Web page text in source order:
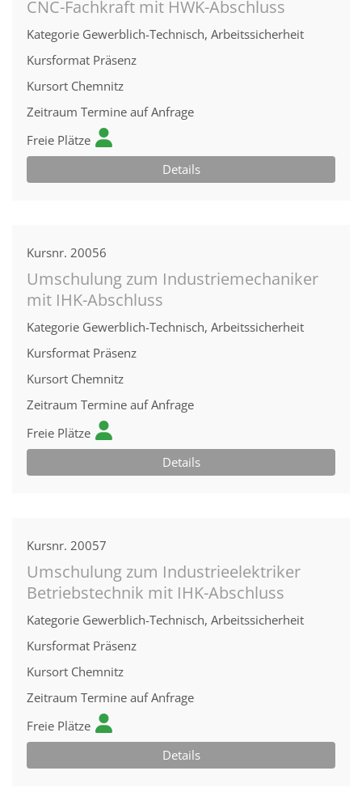
CNC-Fachkraft mit HWK-Abschluss
Kategorie Gewerblich-Technisch, Arbeitssicherheit
Kursformat Präsenz
Kursort Chemnitz
Zeitraum Termine auf Anfrage
Freie Plätze
Details
Kursnr. 20056
Umschulung zum Industriemechaniker
mit IHK-Abschluss
Kategorie Gewerblich-Technisch, Arbeitssicherheit
Kursformat Präsenz
Kursort Chemnitz
Zeitraum Termine auf Anfrage
Freie Plätze
Details
Kursnr. 20057
Umschulung zum Industrieelektriker
Betriebstechnik mit IHK-Abschluss
Kategorie Gewerblich-Technisch, Arbeitssicherheit
Kursformat Präsenz
Kursort Chemnitz
Zeitraum Termine auf Anfrage
Freie Plätze
Details